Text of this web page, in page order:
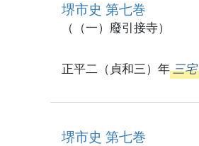
堺市史 第七巻
（（一）廢引接寺）
正平二（貞和三）年 三宅
堺市史 第七巻